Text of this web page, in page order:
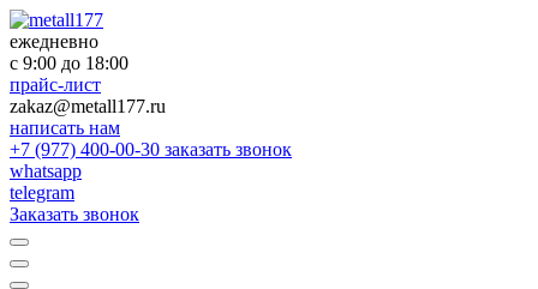
ежедневно
с 9:00 до 18:00
прайс-лист
zakaz@metall177.ru
написать нам
+7 (977) 400-00-30 заказать звонок
whatsapp
telegram
Заказать звонок